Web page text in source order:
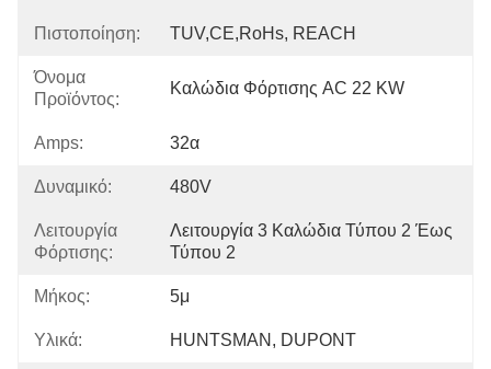
Πιστοποίηση: TUV,CE,RoHs, REACH
Όνομα
Προϊόντος:
Καλώδια Φόρτισης AC 22 KW
Amps: 32α
Δυναμικό: 480V
Λειτουργία
Φόρτισης:
Λειτουργία 3 Καλώδια Τύπου 2 Έως
Τύπου 2
Μήκος: 5μ
Υλικά: HUNTSMAN, DUPONT